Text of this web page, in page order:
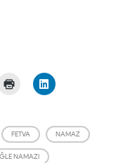
FETVA NAMAZ
NAMAZI